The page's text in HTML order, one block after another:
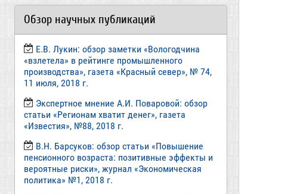
Обзор научных публикаций
Е.В. Лукин: обзор заметки «Вологодчина
«взлетела» в рейтинге промышленного
производства», газета «Красный север», № 74,
11 июля, 2018 г.
Экспертное мнение А.И. Поваровой: обзор
статьи «Регионам хватит денег», газета
«Известия», №88, 2018 г.
В.Н. Барсуков: обзор статьи «Повышение
пенсионного возраста: позитивные эффекты и
вероятные риски», журнал «Экономическая
политика» №1, 2018 г.